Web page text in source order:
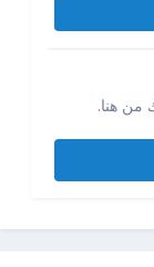
هنا.